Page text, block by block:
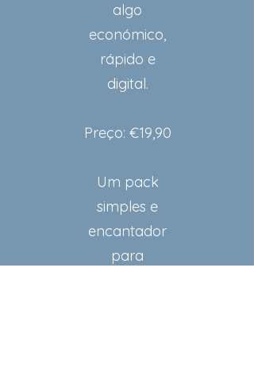
algo
económico,
rápido e
digital.
Preço: €19,90
Um pack
simples e
encantador
para